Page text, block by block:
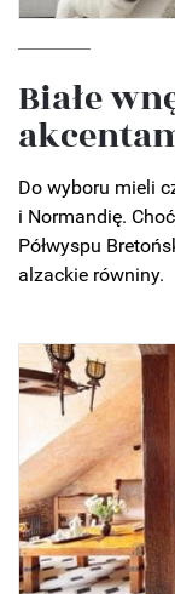
Białe
Do wyboru mieli
i Normandię.
Półwyspu
alzackie równiny.